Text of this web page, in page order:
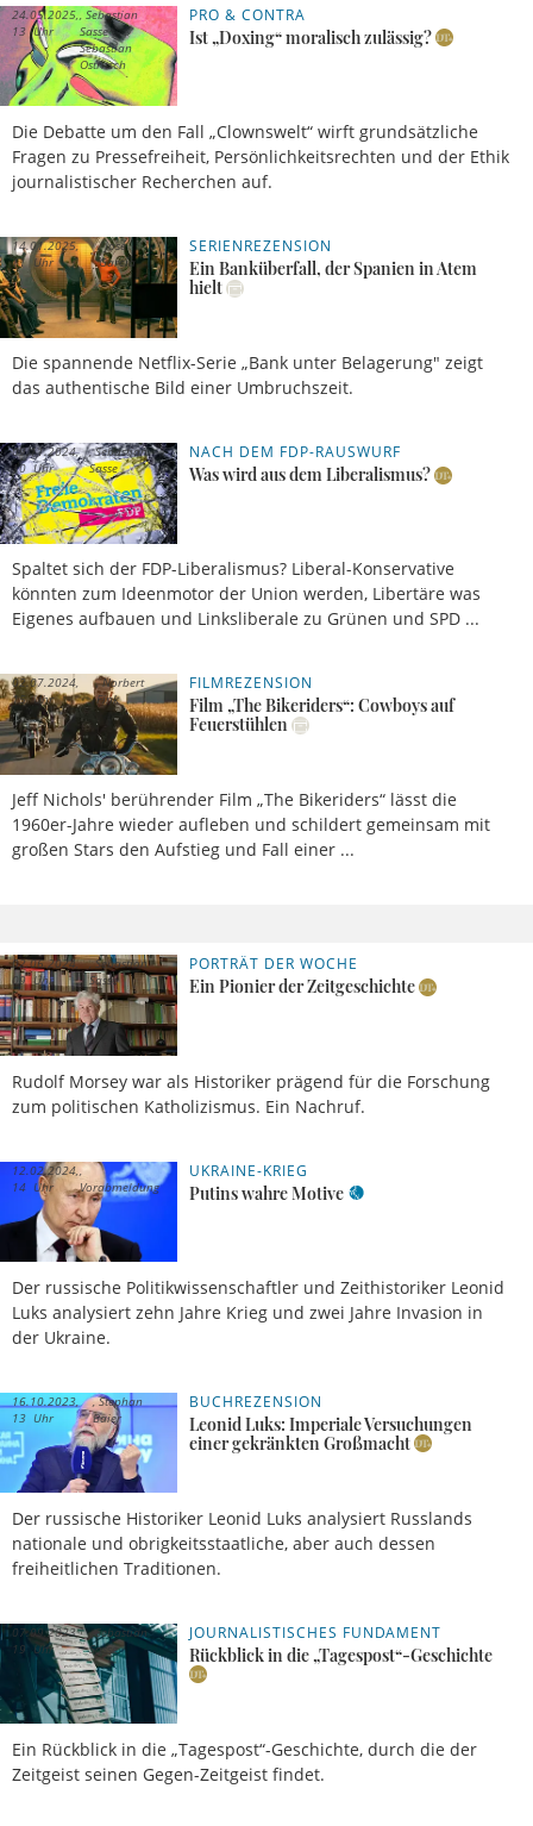
PRO & CONTRA
Ist „Doxing“ moralisch zulässig?
Die Debatte um den Fall „Clownswelt“ wirft grundsätzliche
Fragen zu Pressefreiheit, Persönlichkeitsrechten und der Ethik
journalistischer Recherchen auf.
24.05.2025,
13 Uhr
Sebastian
Sasse
Sebastian
Ostritsch
SERIENREZENSION
Ein Banküberfall, der Spanien in Atem
hielt
Die spannende Netflix-Serie „Bank unter Belagerung" zeigt
das authentische Bild einer Umbruchszeit.
14.01.2025,
11 Uhr
José
García
NACH DEM FDP-RAUSWURF
Was wird aus dem Liberalismus?
Spaltet sich der FDP-Liberalismus? Liberal-Konservative
könnten zum Ideenmotor der Union werden, Libertäre was
Eigenes aufbauen und Linksliberale zu Grünen und SPD ...
09.11.2024,
10 Uhr
Sebastian
Sasse
FILMREZENSION
Film „The Bikeriders“: Cowboys auf
Feuerstühlen
Jeff Nichols' berührender Film „The Bikeriders“ lässt die
1960er-Jahre wieder aufleben und schildert gemeinsam mit
großen Stars den Aufstieg und Fall einer ...
02.07.2024,
15 Uhr
Norbert
Fink
PORTRÄT DER WOCHE
Ein Pionier der Zeitgeschichte
Rudolf Morsey war als Historiker prägend für die Forschung
zum politischen Katholizismus. Ein Nachruf.
02.06.2024,
09 Uhr
Sebastian
Sasse
UKRAINE-KRIEG
Putins wahre Motive
Der russische Politikwissenschaftler und Zeithistoriker Leonid
Luks analysiert zehn Jahre Krieg und zwei Jahre Invasion in
der Ukraine.
12.02.2024,
14 Uhr
Vorabmeldung
BUCHREZENSION
Leonid Luks: Imperiale Versuchungen
einer gekränkten Großmacht
Der russische Historiker Leonid Luks analysiert Russlands
nationale und obrigkeitsstaatliche, aber auch dessen
freiheitlichen Traditionen.
16.10.2023,
13 Uhr
Stephan
Baier
JOURNALISTISCHES FUNDAMENT
Rückblick in die „Tagespost“-Geschichte
Ein Rückblick in die „Tagespost“-Geschichte, durch die der
Zeitgeist seinen Gegen-Zeitgeist findet.
07.09.2023,
19 Uhr
Sebastian
Sasse